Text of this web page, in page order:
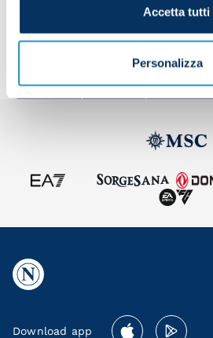
Accetta tutti
Personalizza
Share the article with your
Download app